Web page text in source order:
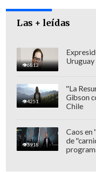
The Virgin",
Regalo del
de Gina
película de
the Candelabra",
Matt Damon y
Las + leídas
6813
4251
"La
Gibson
Chile
3918
Caos en
de